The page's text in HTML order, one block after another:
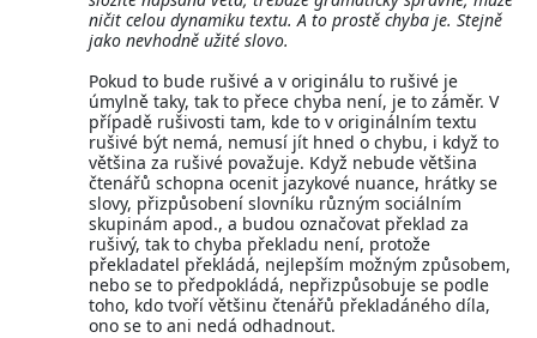
ničit celou dynamiku textu. A to prostě chyba je. Stejně
jako nevhodně užité slovo.
Pokud to bude rušivé a v originálu to rušivé je
úmylně taky, tak to přece chyba není, je to záměr. V
případě rušivosti tam, kde to v originálním textu
rušivé být nemá, nemusí jít hned o chybu, i když to
většina za rušivé považuje. Když nebude většina
čtenářů schopna ocenit jazykové nuance, hrátky se
slovy, přizpůsobení slovníku různým sociálním
skupinám apod., a budou označovat překlad za
rušivý, tak to chyba překladu není, protože
překladatel překládá, nejlepším možným způsobem,
nebo se to předpokládá, nepřizpůsobuje se podle
toho, kdo tvoří většinu čtenářů překladáného díla,
ono se to ani nedá odhadnout.